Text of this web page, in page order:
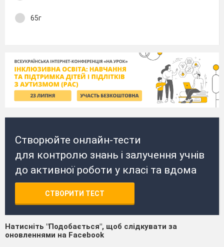
65г
Створюйте онлайн-тести
для контролю знань і залучення учнів
до активної роботи у класі та вдома
СТВОРИТИ ТЕСТ
Натисніть "Подобається", щоб слідкувати за
оновленнями на Facebook